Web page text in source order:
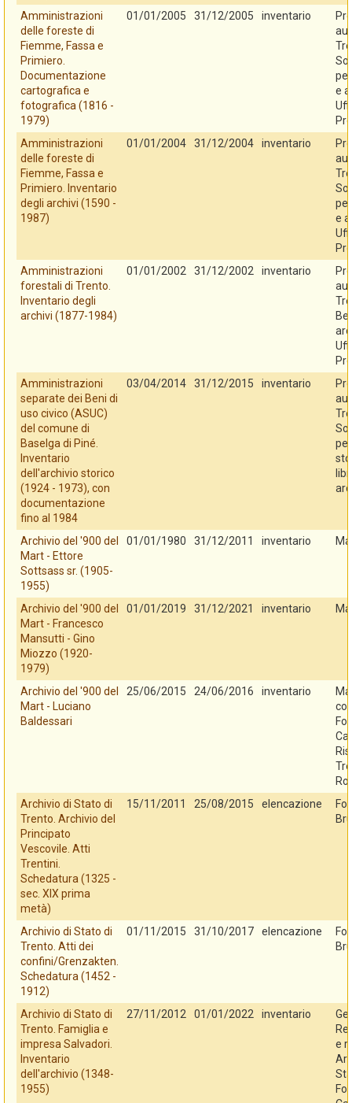
Amministrazioni
delle foreste di
Fiemme, Fassa e
Primiero.
Documentazione
cartografica e
fotografica (1816 -
1979)
01/01/2005 31/12/2005 inventario
e
Amministrazioni
delle foreste di
Fiemme, Fassa e
Primiero. Inventario
degli archivi (1590 -
1987)
01/01/2004 31/12/2004 inventario
e
Amministrazioni
forestali di Trento.
Inventario degli
archivi (1877-1984)
01/01/2002 31/12/2002 inventario
Amministrazioni
separate dei Beni di
uso civico (ASUC)
del comune di
Baselga di Piné.
Inventario
dell'archivio storico
(1924 - 1973), con
documentazione
fino al 1984
03/04/2014 31/12/2015 inventario
Archivio del '900 del
Mart - Ettore
Sottsass sr. (1905-
1955)
01/01/1980 31/12/2011 inventario
Archivio del '900 del
Mart - Francesco
Mansutti - Gino
Miozzo (1920-
1979)
01/01/2019 31/12/2021 inventario
Archivio del '900 del
Mart - Luciano
Baldessari
25/06/2015 24/06/2016 inventario
Archivio di Stato di
Trento. Archivio del
Principato
Vescovile. Atti
Trentini.
Schedatura (1325 -
sec. XIX prima
metà)
15/11/2011 25/08/2015 elencazione
Archivio di Stato di
Trento. Atti dei
confini/Grenzakten.
Schedatura (1452 -
1912)
01/11/2015 31/10/2017 elencazione
Archivio di Stato di
Trento. Famiglia e
impresa Salvadori.
Inventario
dell'archivio (1348-
1955)
27/11/2012 01/01/2022 inventario
e